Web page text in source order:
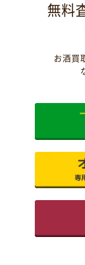
無料
お酒買